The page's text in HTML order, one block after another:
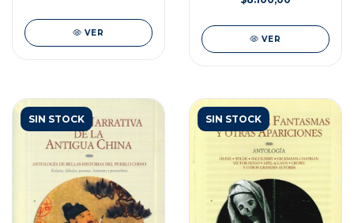
VER
VER
SIN STOCK SIN STOCK